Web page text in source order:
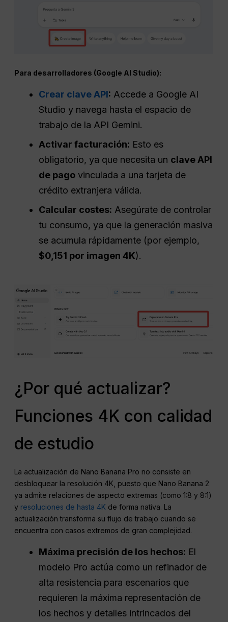
Para desarrolladores (Google AI Studio):
Crear clave API: Accede a Google AI
Studio y navega hasta el espacio de
trabajo de la API Gemini.
Activar facturación: Esto es
obligatorio, ya que necesita un clave API
de pago vinculada a una tarjeta de
crédito extranjera válida.
Calcular costes: Asegúrate de controlar
tu consumo, ya que la generación masiva
se acumula rápidamente (por ejemplo,
$0,151 por imagen 4K).
¿Por qué actualizar?
Funciones 4K con calidad
de estudio
La actualización de Nano Banana Pro no consiste en
desbloquear la resolución 4K, puesto que Nano Banana 2
ya admite relaciones de aspecto extremas (como 1:8 y 8:1)
y resoluciones de hasta 4K de forma nativa. La
actualización transforma su flujo de trabajo cuando se
encuentra con casos extremos de gran complejidad.
Máxima precisión de los hechos: El
modelo Pro actúa como un refinador de
alta resistencia para escenarios que
requieren la máxima representación de
los hechos y detalles intrincados del